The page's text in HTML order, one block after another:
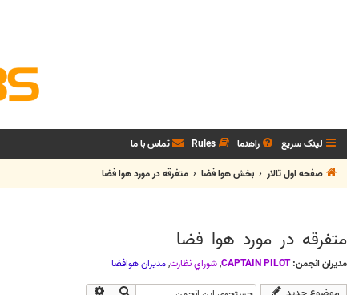
لینک سریع راهنما Rules تماس با ما
صفحه اول تالار
بخش هوا فضا متفرقه در مورد هوا فضا
متفرقه در مورد هوا فضا
مدیران انجمن: CAPTAIN PILOT
,شوراي نظارت,مديران هوافضا